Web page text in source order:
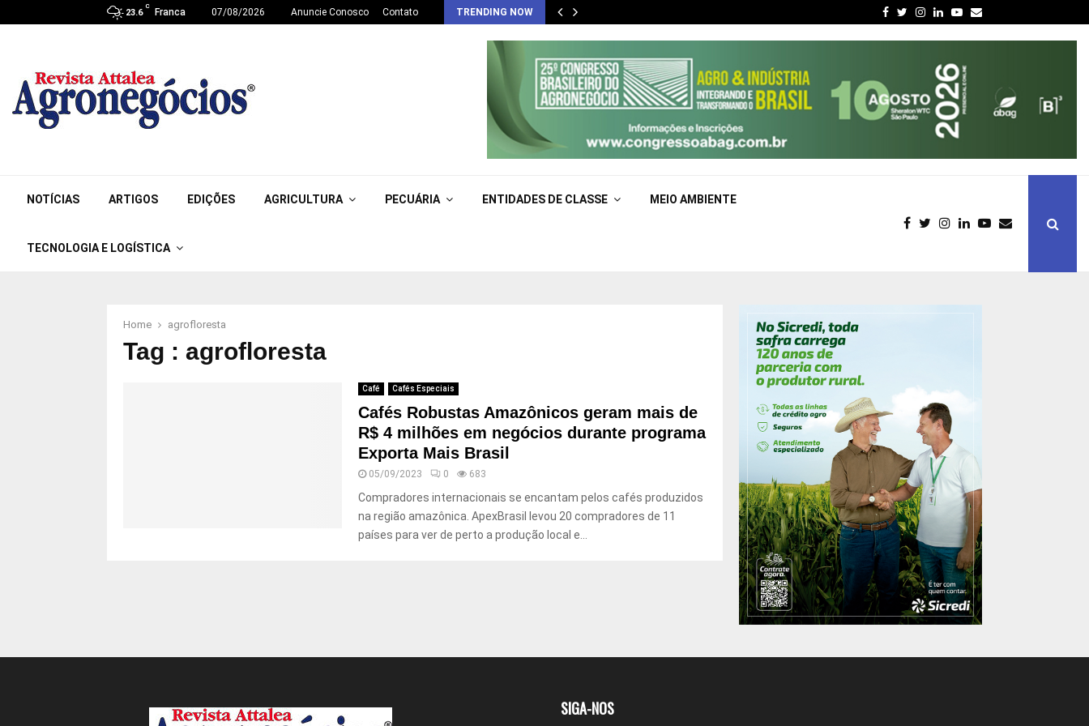
23.6
C
Franca 07/08/2026 Anuncie Conosco Contato TRENDING NOW Facebook
Twitter
Instagram
LinkedinYoutube
Email
NOTÍCIAS ARTIGOS EDIÇÕES AGRICULTURA PECUÁRIA ENTIDADES DE CLASSE MEIO AMBIENTE
TECNOLOGIA E LOGÍSTICA
Home agrofloresta
Tag : agrofloresta
Café Cafés Especiais
Cafés Robustas Amazônicos geram mais de
R$ 4 milhões em negócios durante programa
Exporta Mais Brasil
05/09/2023 0 683
Compradores internacionais se encantam pelos cafés produzidos
na região amazônica. ApexBrasil levou 20 compradores de 11
países para ver de perto a produção local e...
SIGA-NOS